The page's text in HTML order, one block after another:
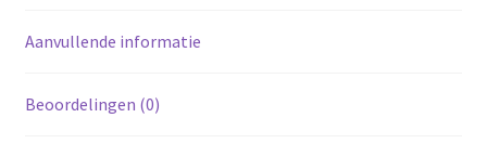
Aanvullende informatie
Beoordelingen (0)